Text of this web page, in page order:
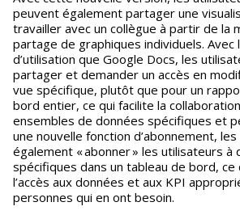
peuvent également partager une
travailler avec un collègue à partir de la
partage de graphiques individuels. Avec
d’utilisation que Google Docs, les
partager et demander un accès en
vue spécifique, plutôt que pour un
bord entier, ce qui facilite la
ensembles de données spécifiques et
une nouvelle fonction d’abonnement,
également « abonner » les utilisateurs à
spécifiques dans un tableau de bord, ce
l’accès aux données et aux KPI
personnes qui en ont besoin.